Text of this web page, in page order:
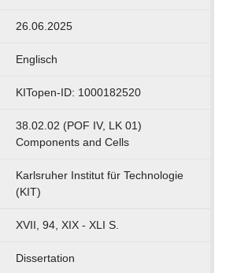
26.06.2025
Englisch
KITopen-ID: 1000182520
38.02.02 (POF IV, LK 01)
Components and Cells
Karlsruher Institut für Technologie
(KIT)
XVII, 94, XIX - XLI S.
Dissertation